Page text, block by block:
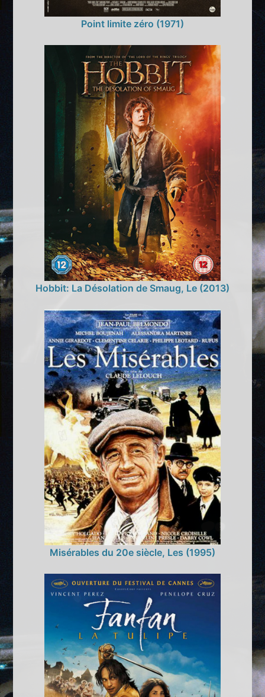
Point limite zéro (1971)
Hobbit: La Désolation de Smaug, Le (2013)
Misérables du 20e siècle, Les (1995)